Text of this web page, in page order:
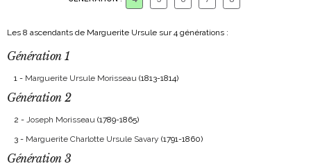
Les 8 ascendants de Marguerite Ursule sur 4 générations :
Génération 1
1 - Marguerite Ursule Morisseau (1813-1814)
Génération 2
2 - Joseph Morisseau (1789-1865)
3 - Marguerite Charlotte Ursule Savary (1791-1860)
Génération 3